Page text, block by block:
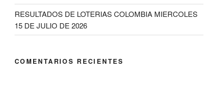
RESULTADOS DE LOTERIAS COLOMBIA MIERCOLES
15 DE JULIO DE 2026
COMENTARIOS RECIENTES